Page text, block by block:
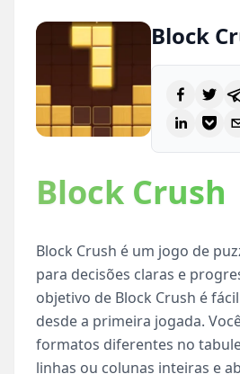
Block
Block Crush
Block Crush é um jogo de
para decisões claras e
objetivo de Block Crush é
desde a primeira jogada.
formatos diferentes no
linhas ou colunas inteiras e